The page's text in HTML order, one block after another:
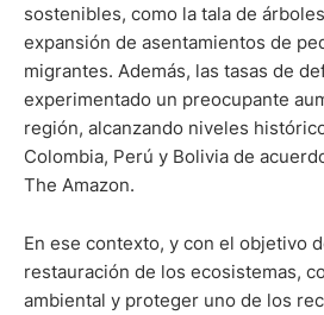
sostenibles, como la tala de
expansión de asentamientos de
migrantes. Además, las tasas de
experimentado un preocupante
región, alcanzando niveles
Colombia, Perú y Bolivia de
The Amazon.
En ese contexto, y con el objetivo
restauración de los ecosistemas,
ambiental y proteger uno de los